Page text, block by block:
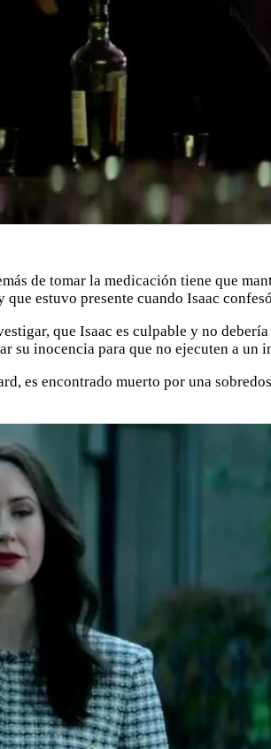
de tomar la medicación tiene que
estuvo presente cuando Isaac
que Isaac es culpable y no
su inocencia para que no ejecuten a un
es encontrado muerto por una